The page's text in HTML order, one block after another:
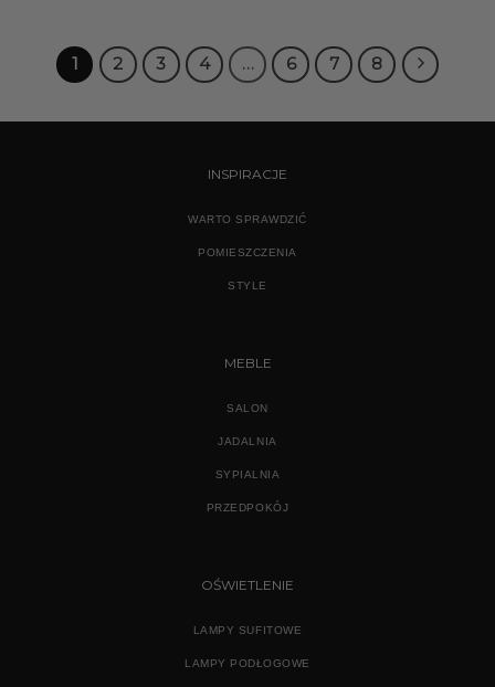
1 2 3 4 … 6 7 8
INSPIRACJE
WARTO SPRAWDZIĆ
POMIESZCZENIA
STYLE
MEBLE
SALON
JADALNIA
SYPIALNIA
PRZEDPOKÓJ
OŚWIETLENIE
LAMPY SUFITOWE
LAMPY PODŁOGOWE